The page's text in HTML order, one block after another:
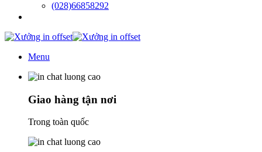
(028)66858292
Menu
Giao hàng tận nơi
Trong toàn quốc